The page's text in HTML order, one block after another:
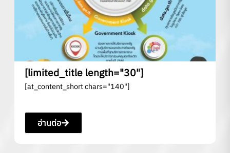
[limited_title length="30"]
[at_content_short chars="140"]
อ่านต่อ